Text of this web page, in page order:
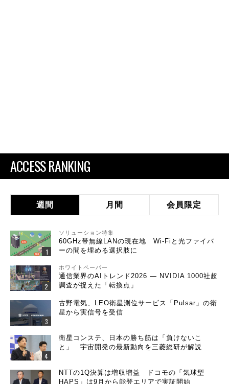
ACCESS RANKING
週間 月間 会員限定
ソリューション特集
60GHz帯無線LANの現在地 Wi-Fiと光ファイバ
ーの間を埋める選択肢に
ホワイトペーパー
通信業界のAIトレンド2026 ― NVIDIA 1000社超
調査が捉えた「転換点」
古野電気、LEO衛星測位サービス「Pulsar」の衛
星から実信号を受信
衛星コンステ、日本の勝ち筋は「負けないこ
と」 宇宙開発の最新動向を三菱総研が解説
NTTの1Q決算は増収増益 ドコモの「気球型
HAPS」は9月から能登エリアで実証開始